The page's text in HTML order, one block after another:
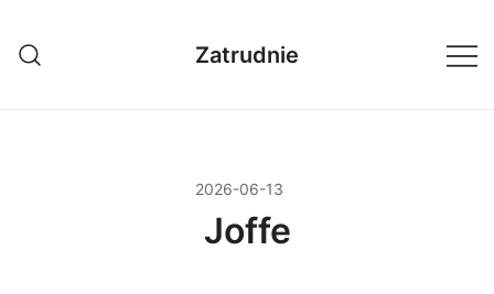
treści
Zatrudnie
2026-06-13
Joffe